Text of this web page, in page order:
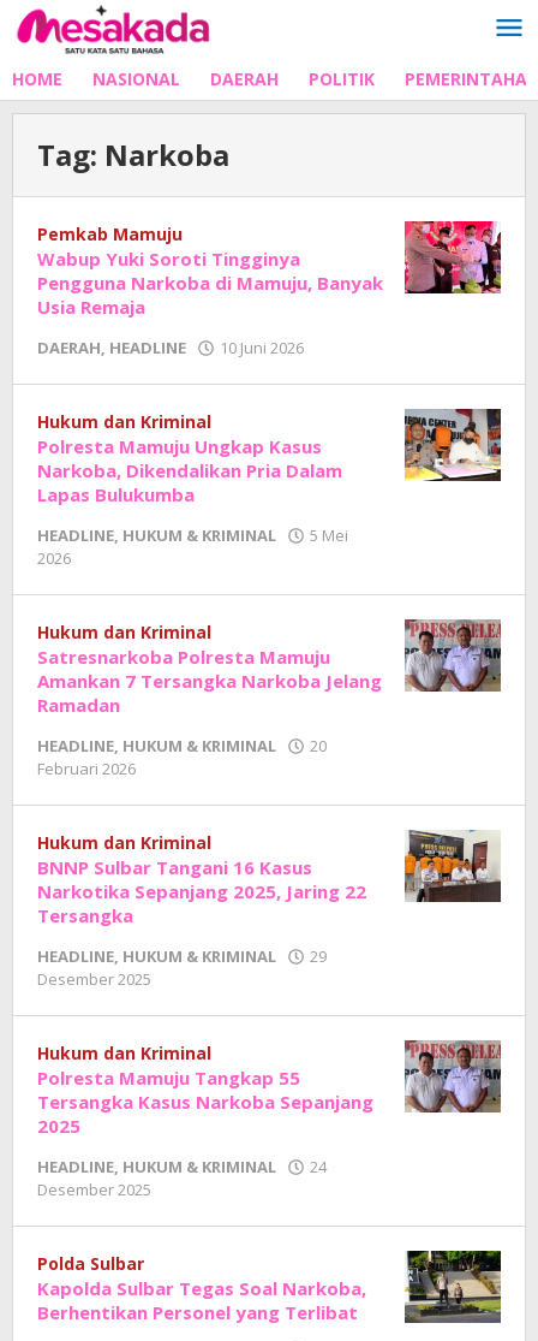
Lewati
ke
HOME NASIONAL DAERAH POLITIK
Tag: Narkoba
Pemkab Mamuju
Wabup Yuki Soroti Tingginya
Pengguna Narkoba di Mamuju, Banyak
Usia Remaja
DAERAH, HEADLINE 10 Juni 2026
Junaedi
Hukum dan Kriminal
Polresta Mamuju Ungkap Kasus
Narkoba, Dikendalikan Pria Dalam
Lapas Bulukumba
HEADLINE, HUKUM & KRIMINAL
5 Mei
2026
Junaedi
Sholat
Hukum dan Kriminal
Satresnarkoba Polresta Mamuju
Amankan 7 Tersangka Narkoba Jelang
Ramadan
HEADLINE, HUKUM & KRIMINAL
20
Februari 2026
Junaedi
Sholat
Hukum dan Kriminal
BNNP Sulbar Tangani 16 Kasus
Narkotika Sepanjang 2025, Jaring 22
Tersangka
HEADLINE, HUKUM & KRIMINAL
29
Desember 2025
Junaedi
Sholat
Hukum dan Kriminal
Polresta Mamuju Tangkap 55
Tersangka Kasus Narkoba Sepanjang
2025
HEADLINE, HUKUM & KRIMINAL
24
Desember 2025
Junaedi
Polda Sulbar
Kapolda Sulbar Tegas Soal Narkoba,
Berhentikan Personel yang Terlibat